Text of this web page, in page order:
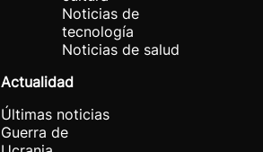
Noticias de
tecnología
Noticias de salud
Actualidad
Últimas noticias
Guerra de